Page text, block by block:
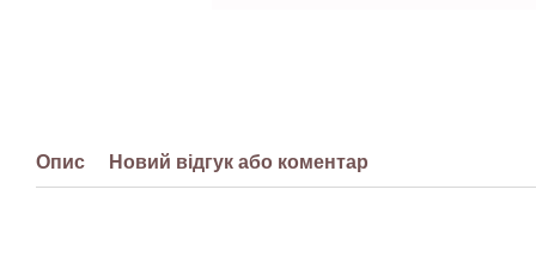
Опис Новий відгук або коментар